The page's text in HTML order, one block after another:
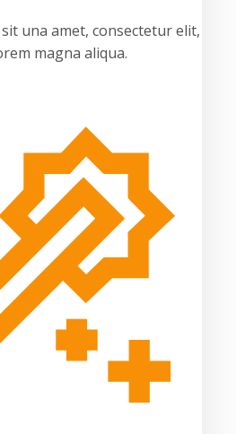
una amet, consectetur elit,
magna aliqua.